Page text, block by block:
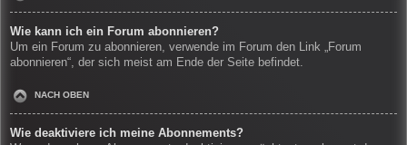
Wie kann ich ein Forum abonnieren?
Um ein Forum zu abonnieren, verwende im Forum den Link „Forum
abonnieren“, der sich meist am Ende der Seite befindet.
NACH OBEN
Wie deaktiviere ich meine Abonnements?